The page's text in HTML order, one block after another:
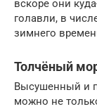
вскоре они
голавли, в
зимнего
Толчёный
Высушенный и
можно не